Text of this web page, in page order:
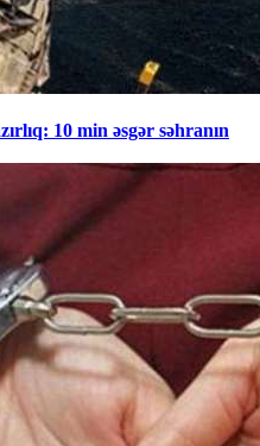
10 min əsgər səhranın